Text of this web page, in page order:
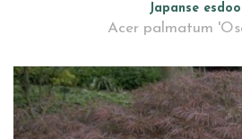
Japanse
Acer palmatum